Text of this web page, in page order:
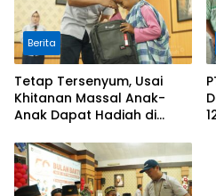
Berita
Tetap Tersenyum, Usai
Khitanan Massal Anak-
Anak Dapat Hadiah di
TIMAH di Kundur